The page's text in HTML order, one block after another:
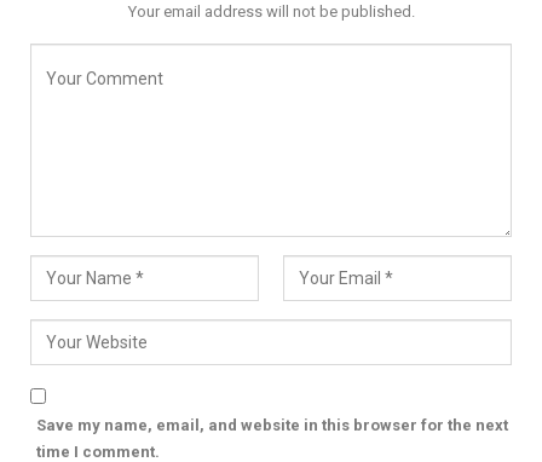
Your email address will not be published.
Save my name, email, and website in this browser for the next
time I comment.